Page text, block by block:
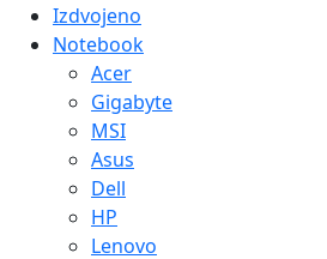
Izdvojeno
Notebook
Acer
Gigabyte
MSI
Asus
Dell
HP
Lenovo